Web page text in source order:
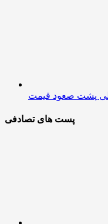
پست های تصادفی